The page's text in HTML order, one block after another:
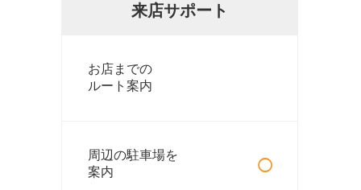
来店サポート
お店までの
ルート案内
周辺の駐車場を
案内
○